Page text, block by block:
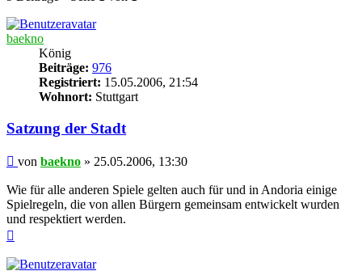
baekno
König
Beiträge: 976
Registriert: 15.05.2006, 21:54
Wohnort: Stuttgart
Satzung der Stadt
Beitrag
von baekno » 25.05.2006, 13:30
Wie für alle anderen Spiele gelten auch für und in Andoria einige
Spielregeln, die von allen Bürgern gemeinsam entwickelt wurden
und respektiert werden.